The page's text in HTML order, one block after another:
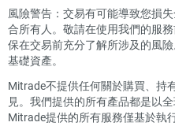
風險警告：交易有可能導致您損
合所有人。敬請在使用我們的服
保在交易前充分了解所涉及的風
基礎資產。
Mitrade不提供任何關於購買、持
見。我們提供的所有產品都是以
Mitrade提供的所有服務僅基於執